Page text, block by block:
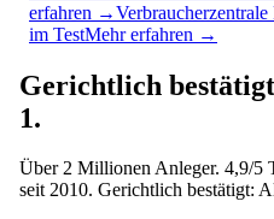
erfahren →
im TestMehr erfahren →
Gerichtlich
1.
Über 2 Millionen Anleger. 4,9/5
seit 2010. Gerichtlich bestätigt: